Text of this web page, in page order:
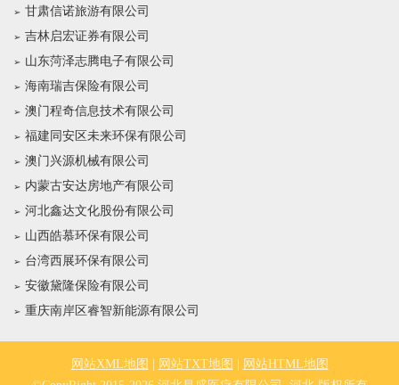
甘肃信诺旅游有限公司
吉林启宏证券有限公司
山东菏泽志腾电子有限公司
海南瑞吉保险有限公司
澳门程奇信息技术有限公司
福建同安区未来环保有限公司
澳门兴源机械有限公司
内蒙古安达房地产有限公司
河北鑫达文化股份有限公司
山西皓慕环保有限公司
台湾西展环保有限公司
安徽黛隆保险有限公司
重庆南岸区睿智新能源有限公司
网站XML地图 网站TXT地图
网站HTML地图